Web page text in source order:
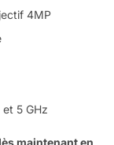
4MP
5 GHz
maintenant en